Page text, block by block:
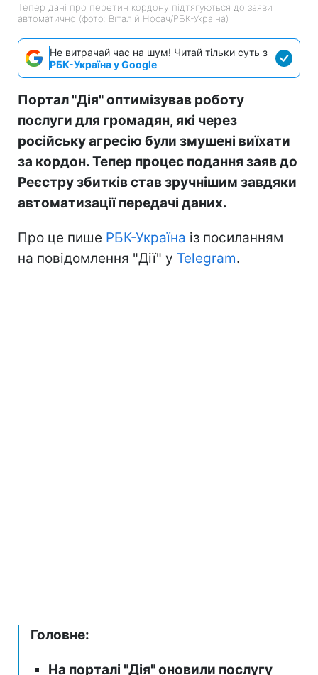
Тепер дані про перетин кордону підтягуються до заяви
автоматично (фото: Віталій Носач/РБК-Україна)
Не витрачай час на шум! Читай тільки суть з
РБК-Україна у Google
Портал "Дія" оптимізував роботу
послуги для громадян, які через
російську агресію були змушені виїхати
за кордон. Тепер процес подання заяв до
Реєстру збитків став зручнішим завдяки
автоматизації передачі даних.
Про це пише РБК-Україна із посиланням
на повідомлення "Дії" у Telegram.
Головне:
На порталі "Дія" оновили послугу